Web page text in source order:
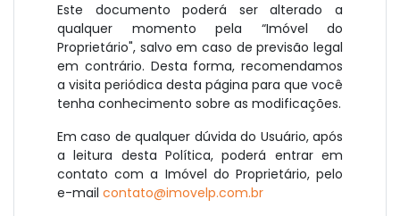
Este documento poderá ser alterado a
qualquer momento pela “Imóvel do
Proprietário", salvo em caso de previsão legal
em contrário. Desta forma, recomendamos
a visita periódica desta página para que você
tenha conhecimento sobre as modificações.
Em caso de qualquer dúvida do Usuário, após
a leitura desta Política, poderá entrar em
contato com a Imóvel do Proprietário, pelo
e-mail contato@imovelp.com.br